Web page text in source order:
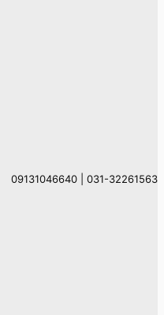
031-32261563 | 09131046640